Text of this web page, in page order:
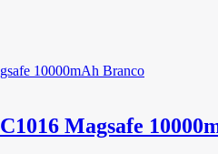
Magsafe